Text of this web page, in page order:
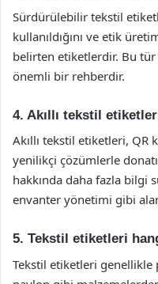
Sürdürülebilir tekstil
kullanıldığını ve etik
belirten etiketlerdir. Bu
önemli bir rehberdir.
4. Akıllı tekstil
Akıllı tekstil etiketleri, QR
yenilikçi çözümlerle
hakkında daha fazla bilgi
envanter yönetimi gibi
5. Tekstil etiketleri
Tekstil etiketleri genellikle